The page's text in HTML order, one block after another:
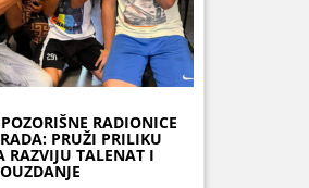
RADIONICE
PRUŽI PRILIKU
RAZVIJU TALENAT I